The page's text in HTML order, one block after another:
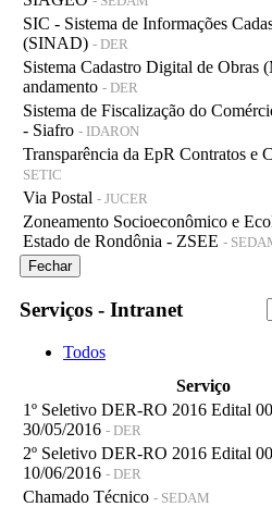
SIC - Sistema de Informações
(SINAD) - DER
Sistema Cadastro Digital de Obras
andamento - DER
Sistema de Fiscalização do
- Siafro - IDARON
Transparência da EpR Contratos e
SETIC
Via Postal - JUCER
Zoneamento Socioeconômico e
Estado de Rondônia - ZSEE -
Fechar
Serviços - Intranet
Todos
Serviço
1º Seletivo DER-RO 2016 Edital
30/05/2016 - DER
2º Seletivo DER-RO 2016 Edital
10/06/2016 - DER
Chamado Técnico - SEDAM